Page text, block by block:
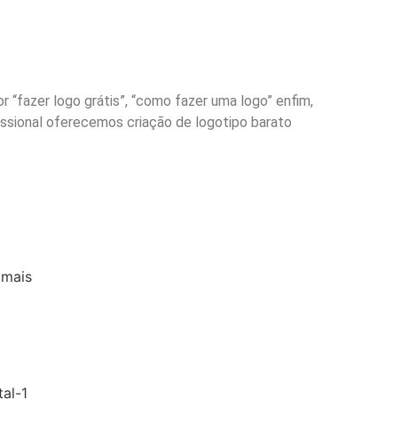
“fazer logo grátis”, “como fazer uma logo” enfim,
oferecemos criação de logotipo barato